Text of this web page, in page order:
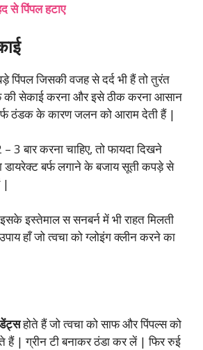
से पिंपल हटाए
जिसकी वजह से दर्द भी हैं तो तुरंत
की सेकाई करना और इसे ठीक करना आसान
ठंडक के कारण जलन को आराम देती हैं |
3 बार करना चाहिए, तो फायदा दिखने
बर्फ लगाने के बजाय सूती कपड़े से
|
इस्तेमाल स सनबर्न में भी राहत मिलती
हाँ जो त्वचा को ग्लोइंग क्लीन करने का
होते हैं जो त्वचा को साफ और पिंपल्स को
| ग्रीन टी बनाकर ठंडा कर लें | फिर रुई